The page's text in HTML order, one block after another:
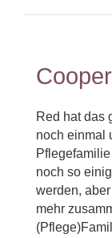
Red hat das
noch einmal
noch so
werden,
mehr